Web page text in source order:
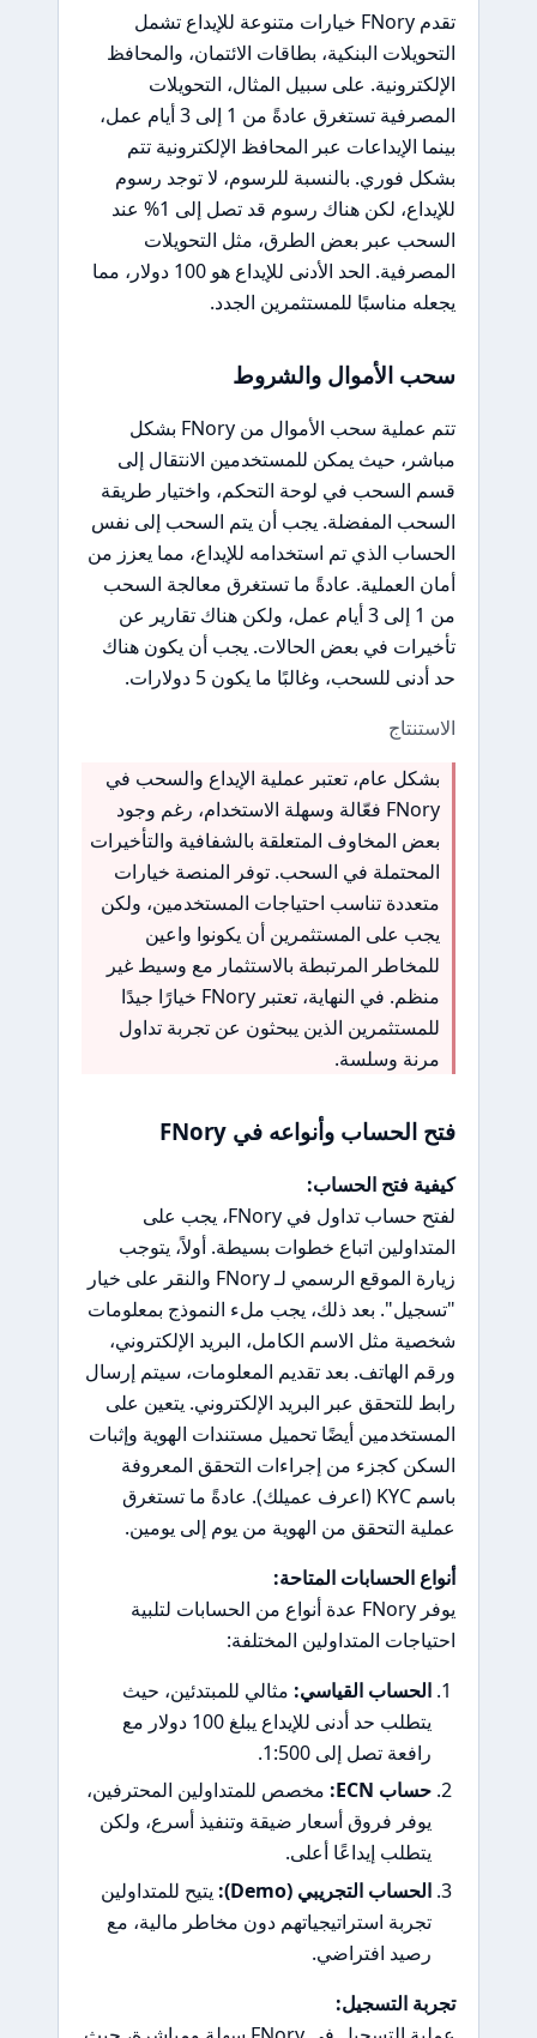
تقدم FNory خيارات متنوعة للإيداع تشمل
التحويلات البنكية، بطاقات الائتمان، والمحافظ
الإلكترونية. على سبيل المثال، التحويلات
المصرفية تستغرق عادةً من 1 إلى 3 أيام عمل،
بينما الإيداعات عبر المحافظ الإلكترونية تتم
بشكل فوري. بالنسبة للرسوم، لا توجد رسوم
للإيداع، لكن هناك رسوم قد تصل إلى 1% عند
السحب عبر بعض الطرق، مثل التحويلات
المصرفية. الحد الأدنى للإيداع هو 100 دولار، مما
يجعله مناسبًا للمستثمرين الجدد.
سحب الأموال والشروط
تتم عملية سحب الأموال من FNory بشكل
مباشر، حيث يمكن للمستخدمين الانتقال إلى
قسم السحب في لوحة التحكم، واختيار طريقة
السحب المفضلة. يجب أن يتم السحب إلى نفس
الحساب الذي تم استخدامه للإيداع، مما يعزز من
أمان العملية. عادةً ما تستغرق معالجة السحب
من 1 إلى 3 أيام عمل، ولكن هناك تقارير عن
تأخيرات في بعض الحالات. يجب أن يكون هناك
حد أدنى للسحب، وغالبًا ما يكون 5 دولارات.
الاستنتاج
بشكل عام، تعتبر عملية الإيداع والسحب في
FNory فعّالة وسهلة الاستخدام، رغم وجود
بعض المخاوف المتعلقة بالشفافية والتأخيرات
المحتملة في السحب. توفر المنصة خيارات
متعددة تناسب احتياجات المستخدمين، ولكن
يجب على المستثمرين أن يكونوا واعين
للمخاطر المرتبطة بالاستثمار مع وسيط غير
منظم. في النهاية، تعتبر FNory خيارًا جيدًا
للمستثمرين الذين يبحثون عن تجربة تداول
مرنة وسلسة.
فتح الحساب وأنواعه في FNory
كيفية فتح الحساب:
لفتح حساب تداول في FNory، يجب على
المتداولين اتباع خطوات بسيطة. أولاً، يتوجب
زيارة الموقع الرسمي لـ FNory والنقر على خيار
"تسجيل". بعد ذلك، يجب ملء النموذج بمعلومات
شخصية مثل الاسم الكامل، البريد الإلكتروني،
ورقم الهاتف. بعد تقديم المعلومات، سيتم إرسال
رابط للتحقق عبر البريد الإلكتروني. يتعين على
المستخدمين أيضًا تحميل مستندات الهوية وإثبات
السكن كجزء من إجراءات التحقق المعروفة
باسم KYC (اعرف عميلك). عادةً ما تستغرق
عملية التحقق من الهوية من يوم إلى يومين.
أنواع الحسابات المتاحة:
يوفر FNory عدة أنواع من الحسابات لتلبية
احتياجات المتداولين المختلفة:
الحساب القياسي: مثالي للمبتدئين، حيث
يتطلب حد أدنى للإيداع يبلغ 100 دولار مع
رافعة تصل إلى 1:500.
حساب ECN:
مخصص للمتداولين المحترفين،
يوفر فروق أسعار ضيقة وتنفيذ أسرع، ولكن
يتطلب إيداعًا أعلى.
الحساب التجريبي (Demo):
يتيح للمتداولين
تجربة استراتيجياتهم دون مخاطر مالية، مع
رصيد افتراضي.
تجربة التسجيل: